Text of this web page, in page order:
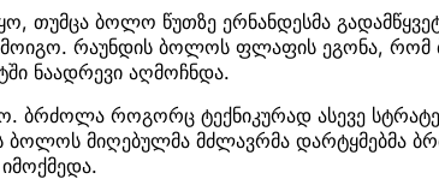
თუმცა ბოლო წუთზე ერნანდესმა
მოიგო. რაუნდის ბოლოს ფლაფის ეგონა,
ნაადრევი აღმოჩნდა.
ბრძოლა როგორც ტექნიკურად ასევე
ბოლოს მიღებულმა მძლავრმა დარტყმებმა